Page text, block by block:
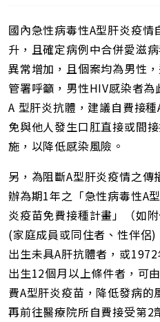
國內急性病毒性A型肝炎疫
升，且確定病例中合併愛滋
異常增加，且個案均為男性
管署呼籲，男性HIV感染者
A 型肝炎抗體，建議自費接
免與他人發生口肛直接或間
施，以降低感染風險。
另，為阻斷A型肝炎疫情之
辦為期1年之「急性病毒性A
炎疫苗免費接種計畫」（如
(家庭成員或同住者、性伴侶
出生未具A肝抗體者，或
出生12個月以上條件者，可
費A型肝炎疫苗，降低發病
再前往醫療院所自費接受第2